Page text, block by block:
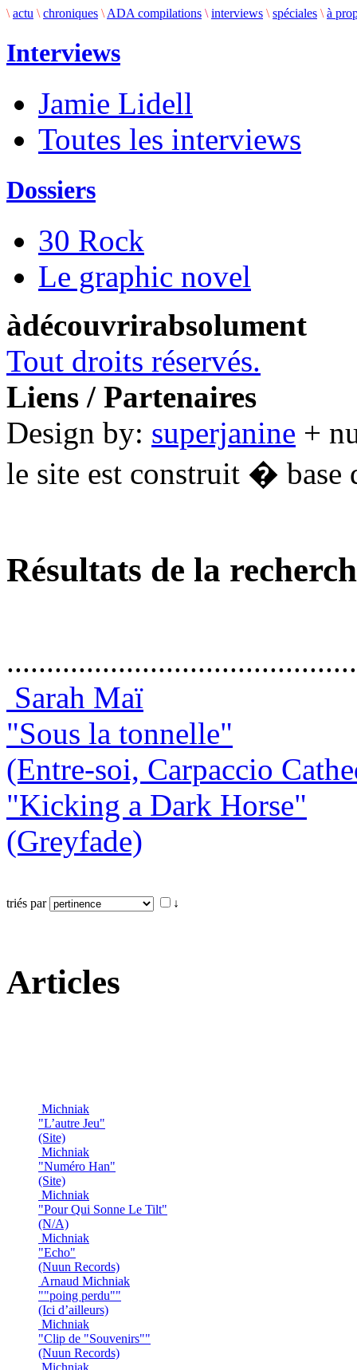
\ actu \ chroniques \ ADA compilations \ interviews \ spéciales \ à
Interviews
Jamie Lidell
Toutes les interviews
Dossiers
30 Rock
Le graphic novel
àdécouvrirabsolument
Tout droits réservés.
Liens / Partenaires
Design by: superjanine +
le site est construit � base
Résultats de la
Sarah Maï
"Sous la tonnelle"
(Entre-soi, Carpaccio
"Kicking a Dark Horse"
(Greyfade)
triés par ↓
Articles
Michniak
"L’autre Jeu"
(Site)
Michniak
"Numéro Han"
(Site)
Michniak
"Pour Qui Sonne Le Tilt"
(N/A)
Michniak
"Echo"
(Nuun Records)
Arnaud Michniak
""poing perdu""
(Ici d’ailleurs)
Michniak
"Clip de "Souvenirs""
(Nuun Records)